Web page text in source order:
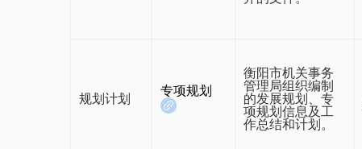
规划计划
专项规划
衡阳市机关事务
管理局组织编制
的发展规划、专
项规划信息及工
作总结和计划。